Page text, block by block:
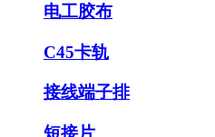
电工胶布
C45卡轨
接线端子排
短接片